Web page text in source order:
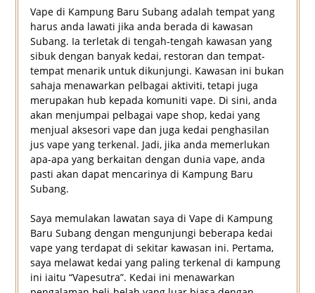
Vape di Kampung Baru Subang adalah tempat yang
harus anda lawati jika anda berada di kawasan
Subang. Ia terletak di tengah-tengah kawasan yang
sibuk dengan banyak kedai, restoran dan tempat-
tempat menarik untuk dikunjungi. Kawasan ini bukan
sahaja menawarkan pelbagai aktiviti, tetapi juga
merupakan hub kepada komuniti vape. Di sini, anda
akan menjumpai pelbagai vape shop, kedai yang
menjual aksesori vape dan juga kedai penghasilan
jus vape yang terkenal. Jadi, jika anda memerlukan
apa-apa yang berkaitan dengan dunia vape, anda
pasti akan dapat mencarinya di Kampung Baru
Subang.
Saya memulakan lawatan saya di Vape di Kampung
Baru Subang dengan mengunjungi beberapa kedai
vape yang terdapat di sekitar kawasan ini. Pertama,
saya melawat kedai yang paling terkenal di kampung
ini iaitu “Vapesutra”. Kedai ini menawarkan